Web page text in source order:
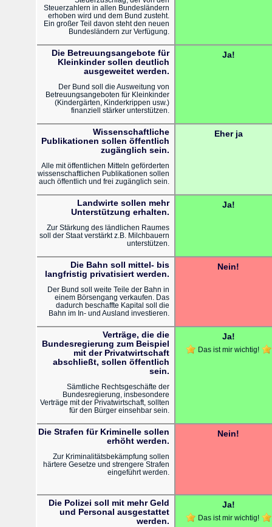
Steuerzahlern in allen Bundesländern
erhoben wird und dem Bund zusteht.
Ein großer Teil davon steht den neuen
Bundesländern zur Verfügung.
Die Betreuungsangebote für
Kleinkinder sollen deutlich
ausgeweitet werden.
Der Bund soll die Ausweitung von
Betreuungsangeboten für Kleinkinder
(Kindergärten, Kinderkrippen usw.)
finanziell stärker unterstützen.
Ja!
Wissenschaftliche
Publikationen sollen öffentlich
zugänglich sein.
Alle mit öffentlichen Mitteln geförderten
wissenschaftlichen Publikationen sollen
auch öffentlich und frei zugänglich sein.
Eher ja
Landwirte sollen mehr
Unterstützung erhalten.
Zur Stärkung des ländlichen Raumes
soll der Staat verstärkt z.B. Milchbauern
unterstützen.
Ja!
Die Bahn soll mittel- bis
langfristig privatisiert werden.
Der Bund soll weite Teile der Bahn in
einem Börsengang verkaufen. Das
dadurch beschaffte Kapital soll die
Bahn im In- und Ausland investieren.
Nein!
Verträge, die die
Bundesregierung zum Beispiel
mit der Privatwirtschaft
abschließt, sollen öffentlich
sein.
Sämtliche Rechtsgeschäfte der
Bundesregierung, insbesondere
Verträge mit der Privatwirtschaft, sollten
für den Bürger einsehbar sein.
Ja!
Das ist mir wichtig!
Die Strafen für Kriminelle sollen
erhöht werden.
Zur Kriminalitätsbekämpfung sollen
härtere Gesetze und strengere Strafen
eingeführt werden.
Nein!
Die Polizei soll mit mehr Geld
und Personal ausgestattet
werden.
Ja!
Das ist mir wichtig!